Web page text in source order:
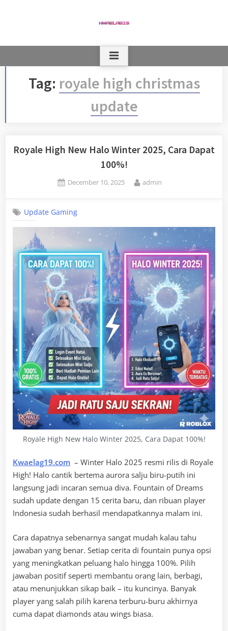
Tag: royale high christmas
update
Royale High New Halo Winter 2025, Cara Dapat
100%!
Posted
December 10, 2025 By
admin
Update Gaming
Royale High New Halo Winter 2025, Cara Dapat 100%!
Kwaelag19.com – Winter Halo 2025 resmi rilis di Royale
High! Halo cantik bertema aurora salju biru-putih ini
langsung jadi incaran semua diva. Fountain of Dreams
sudah update dengan 15 cerita baru, dan ribuan player
Indonesia sudah berhasil mendapatkannya malam ini.
Cara dapatnya sebenarnya sangat mudah kalau tahu
jawaban yang benar. Setiap cerita di fountain punya opsi
yang meningkatkan peluang halo hingga 100%. Pilih
jawaban positif seperti membantu orang lain, berbagi,
atau menunjukkan sikap baik – itu kuncinya. Banyak
player yang salah pilih karena terburu-buru akhirnya
cuma dapat diamonds atau wings biasa.